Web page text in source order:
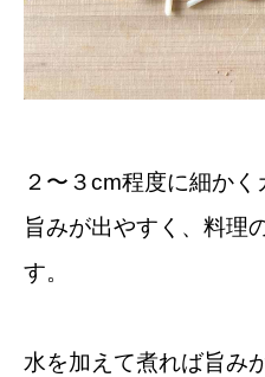
２〜３cm程度に細か
旨みが出やすく、料理
す。
水を加えて煮れば旨み